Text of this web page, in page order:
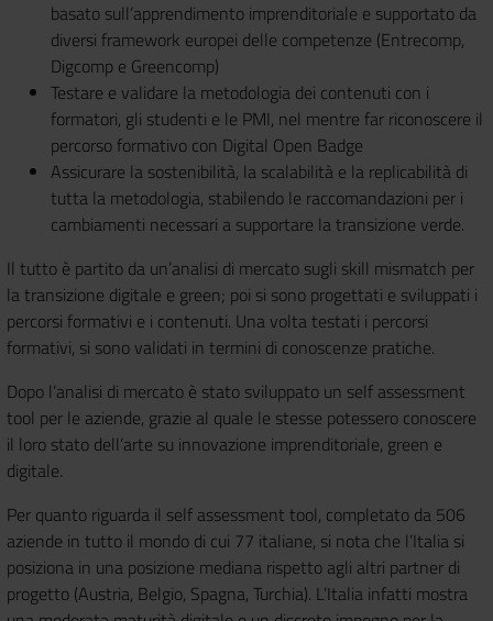
basato sull’apprendimento imprenditoriale e supportato da
diversi framework europei delle competenze (Entrecomp,
Digcomp e Greencomp)
Testare e validare la metodologia dei contenuti con i
formatori, gli studenti e le PMI, nel mentre far riconoscere il
percorso formativo con Digital Open Badge
Assicurare la sostenibilità, la scalabilità e la replicabilità di
tutta la metodologia, stabilendo le raccomandazioni per i
cambiamenti necessari a supportare la transizione verde.
Il tutto è partito da un’analisi di mercato sugli skill mismatch per
la transizione digitale e green; poi si sono progettati e sviluppati i
percorsi formativi e i contenuti. Una volta testati i percorsi
formativi, si sono validati in termini di conoscenze pratiche.
Dopo l’analisi di mercato è stato sviluppato un self assessment
tool per le aziende, grazie al quale le stesse potessero conoscere
il loro stato dell’arte su innovazione imprenditoriale, green e
digitale.
Per quanto riguarda il self assessment tool, completato da 506
aziende in tutto il mondo di cui 77 italiane, si nota che l’Italia si
posiziona in una posizione mediana rispetto agli altri partner di
progetto (Austria, Belgio, Spagna, Turchia). L’Italia infatti mostra